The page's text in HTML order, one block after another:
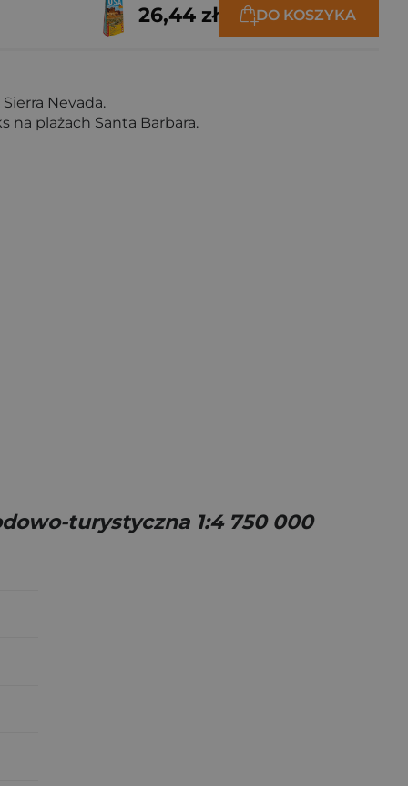
26,44 zł DO KOSZYKA
Nevada.
na plażach Santa Barbara.
turystyczna 1:4 750 000